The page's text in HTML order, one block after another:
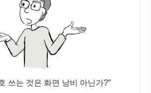
쓰는 것은 화면 낭비 아닌가?”